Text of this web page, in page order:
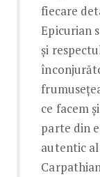
fiecare
Epicurian
și
ce facem
parte din
autentic